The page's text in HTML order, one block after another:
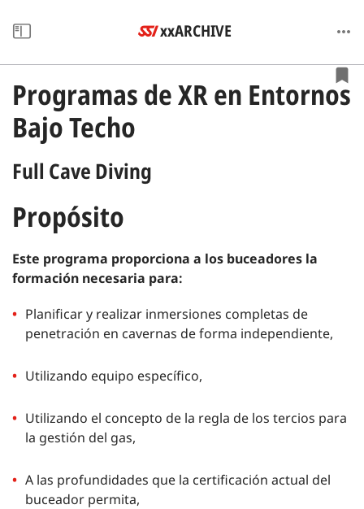
xxARCHIVE
Programas de XR en Entornos
Bajo Techo
Full Cave Diving
Propósito
Este programa proporciona a los buceadores la
formación necesaria para:
Planificar y realizar inmersiones completas de
penetración en cavernas de forma independiente,
Utilizando equipo específico,
Utilizando el concepto de la regla de los tercios para
la gestión del gas,
A las profundidades que la certificación actual del
buceador permita,